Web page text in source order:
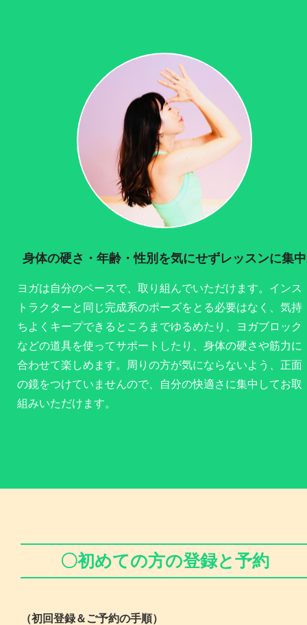
身体の硬さ・年齢・性別を気にせずレッスンに集中
ヨガは自分のペースで、取り組んでいただけます。インス
トラクターと同じ完成系のポーズをとる必要はなく、気持
ちよくキープできるところまでゆるめたり、ヨガブロック
などの道具を使ってサポートしたり、身体の硬さや筋力に
合わせて楽しめます。周りの方が気にならないよう、正面
の鏡をつけていませんので、自分の快適さに集中してお取
組みいただけます。
〇初めての方の登録と予約
（初回登録＆ご予約の手順）